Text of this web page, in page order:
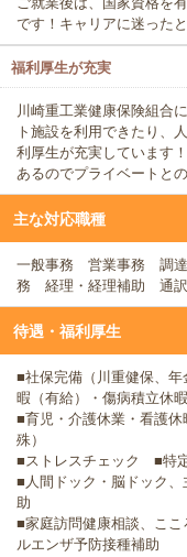
です！キャリアに迷った
福利厚生が充実
川崎重工業健康保険組合
ト施設を利用できたり、
利厚生が充実しています
あるのでプライベートと
主な対応職種
一般事務 営業事務 調
務 経理・経理補助 通
待遇・福利厚生
■社保完備（川重健保、
暇（有給）・傷病積立休暇
■育児・介護休業・看護
殊）
■ストレスチェック ■特
■人間ドック・脳ドック
助
■家庭訪問健康相談、こ
ルエンザ予防接種補助